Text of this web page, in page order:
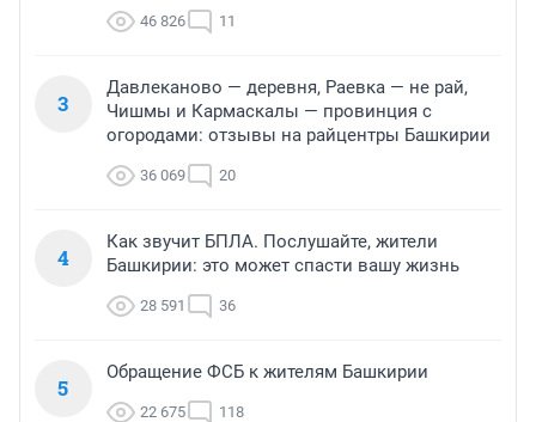
46 826 11
3
Давлеканово — деревня, Раевка — не рай,
Чишмы и Кармаскалы — провинция с
огородами: отзывы на райцентры Башкирии
36 069 20
4
Как звучит БПЛА. Послушайте, жители
Башкирии: это может спасти вашу жизнь
28 591 36
5
Обращение ФСБ к жителям Башкирии
22 675 118